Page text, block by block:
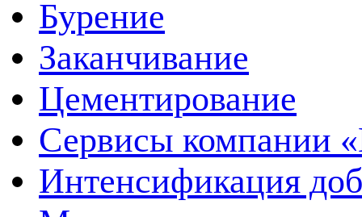
Бурение
Заканчивание
Цементирование
Сервисы компании
Интенсификация